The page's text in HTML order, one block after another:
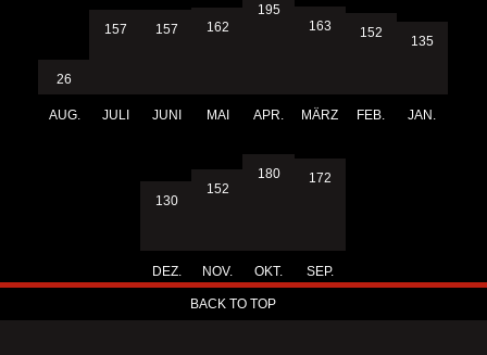
26
AUG.
157
JULI
157
JUNI
162
MAI
195
APR.
163
MÄRZ
152
FEB.
135
JAN.
130
DEZ.
152
NOV.
180
OKT.
172
SEP.
BACK TO TOP